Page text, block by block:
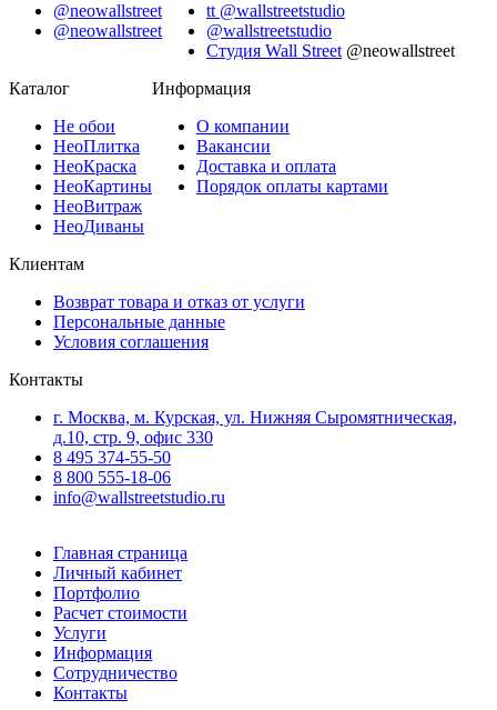
@neowallstreet
@neowallstreet
tt @wallstreetstudio
@wallstreetstudio
Студия Wall Street @neowallstreet
Каталог
Не обои
НеоПлитка
НеоКраска
НеоКартины
НеоВитраж
НеоДиваны
Информация
О компании
Вакансии
Доставка и оплата
Порядок оплаты картами
Клиентам
Возврат товара и отказ от услуги
Персональные данные
Условия соглашения
Контакты
г. Москва, м. Курская, ул. Нижняя Сыромятническая,
д.10, стр. 9, офис 330
8 495 374-55-50
8 800 555-18-06
info@wallstreetstudio.ru
Главная страница
Личный кабинет
Портфолио
Расчет стоимости
Услуги
Информация
Сотрудничество
Контакты